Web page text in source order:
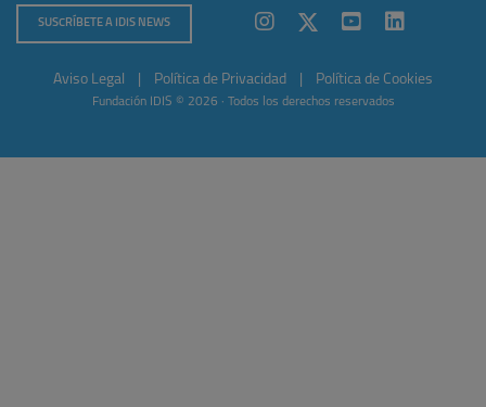
SUSCRÍBETE A IDIS NEWS
Aviso Legal Política de Privacidad Política de Cookies
Fundación IDIS © 2026 · Todos los derechos reservados